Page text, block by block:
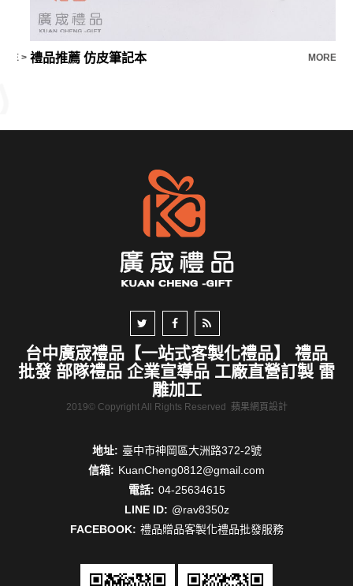
禮品推薦 仿皮筆記本 MORE > 多
台中廣宬禮品【一站式客製化禮品】 禮品
批發 部隊禮品 企業宣導品 工廠直營訂製 雷
雕加工
2019© Copyright All Rights Reserved 蘋果網頁設計
地址: 臺中市神岡區大洲路372-2號
信箱: KuanCheng0812@gmail.com
電話: 04-25634615
LINE ID: @rav8350z
FACEBOOK: 禮品贈品客製化禮品批發服務